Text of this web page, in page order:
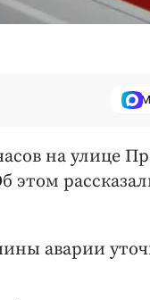
на улице
этом
аварии